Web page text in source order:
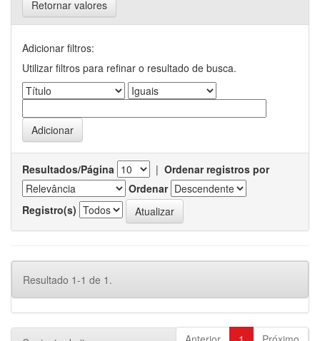
Retornar valores
Adicionar filtros:
Utilizar filtros para refinar o resultado de busca.
Resultados/Página | Ordenar registros por
Ordenar
Registro(s)
Resultado 1-1 de 1.